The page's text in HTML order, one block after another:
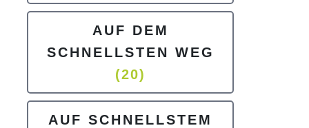
AUF DEM
SCHNELLSTEN WEG
(20)
AUF SCHNELLSTEM